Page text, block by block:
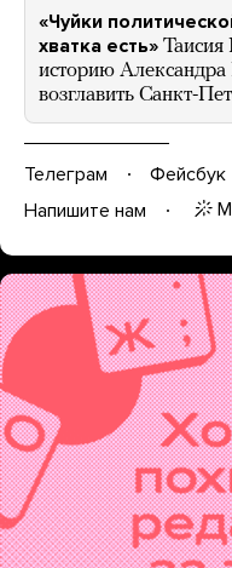
«Чуйки
хватка есть» Таисия
историю
возглавить Санкт-
Телеграм Фейсбук
Напишите нам